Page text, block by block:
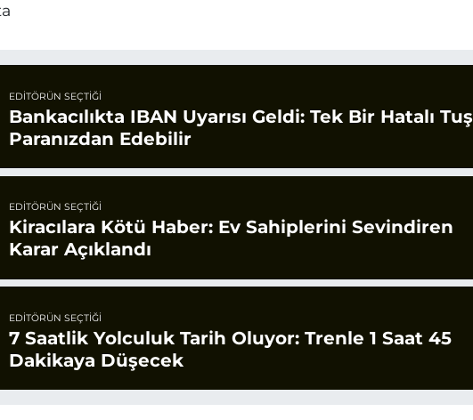
EDITÖRÜN SEÇTIĞI
Bankacılıkta IBAN Uyarısı Geldi: Tek Bir Hatalı Tuş
Paranızdan Edebilir
EDITÖRÜN SEÇTIĞI
Kiracılara Kötü Haber: Ev Sahiplerini Sevindiren
Karar Açıklandı
EDITÖRÜN SEÇTIĞI
7 Saatlik Yolculuk Tarih Oluyor: Trenle 1 Saat 45
Dakikaya Düşecek